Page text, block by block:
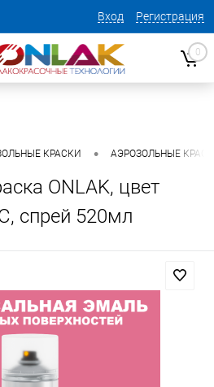
Вход Регистрация
0
КРАСКИ • АЭРОЗОЛЬНЫЕ КРАСКИ
ONLAK, цвет
спрей 520мл